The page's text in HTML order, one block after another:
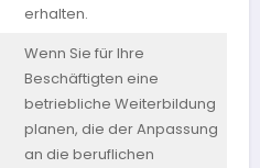
erhalten.
Wenn Sie für Ihre
Beschäftigten eine
betriebliche Weiterbildung
planen, die der Anpassung
an die beruflichen